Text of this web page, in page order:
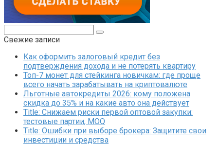
Свежие записи
Как оформить залоговый кредит без
подтверждения дохода и не потерять квартиру
Топ-7 монет для стейкинга новичкам: где проще
всего начать зарабатывать на криптовалюте
Льготные автокредиты 2026: кому положена
скидка до 35% и на какие авто она действует
Title: Снижаем риски первой оптовой закупки:
тестовые партии, MOQ
Title: Ошибки при выборе брокера: Защитите свои
инвестиции и средства